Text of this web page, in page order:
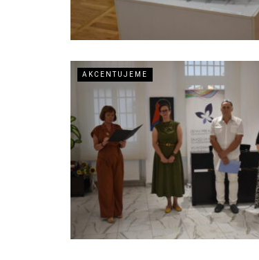
AKCENTUJEME